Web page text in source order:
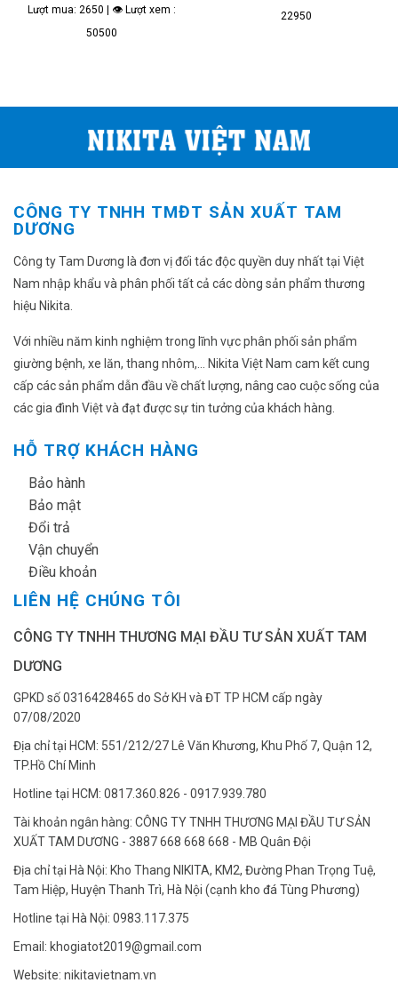
phẩm
Lượt mua: 2650 | 👁 Lượt xem :
50500
22950
CÔNG TY TNHH TMĐT SẢN XUẤT TAM
DƯƠNG
Công ty Tam Dương là đơn vị đối tác độc quyền duy nhất tại Việt
Nam nhập khẩu và phân phối tất cả các dòng sản phẩm thương
hiệu Nikita.
Với nhiều năm kinh nghiệm trong lĩnh vực phân phối sản phẩm
giường bệnh, xe lăn, thang nhôm,... Nikita Việt Nam cam kết cung
cấp các sản phẩm dẫn đầu về chất lượng, nâng cao cuộc sống của
các gia đình Việt và đạt được sự tin tưởng của khách hàng.
HỖ TRỢ KHÁCH HÀNG
Bảo hành
Bảo mật
Đổi trả
Vận chuyển
Điều khoản
LIÊN HỆ CHÚNG TÔI
CÔNG TY TNHH THƯƠNG MẠI ĐẦU TƯ SẢN XUẤT TAM
DƯƠNG
GPKD số 0316428465 do Sở KH và ĐT TP HCM cấp ngày
07/08/2020
Địa chỉ tại HCM: 551/212/27 Lê Văn Khương, Khu Phố 7, Quận 12,
TP.Hồ Chí Minh
Hotline tại HCM: 0817.360.826 - 0917.939.780
Tài khoản ngân hàng: CÔNG TY TNHH THƯƠNG MẠI ĐẦU TƯ SẢN
XUẤT TAM DƯƠNG - 3887 668 668 668 - MB Quân Đội
Địa chỉ tại Hà Nội: Kho Thang NIKITA, KM2, Đường Phan Trọng Tuệ,
Tam Hiệp, Huyện Thanh Trì, Hà Nội (cạnh kho đá Tùng Phương)
Hotline tại Hà Nội: 0983.117.375
Email: khogiatot2019@gmail.com
Website: nikitavietnam.vn